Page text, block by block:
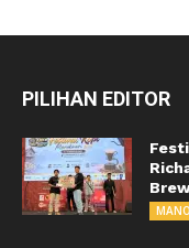
PILIHAN EDITOR